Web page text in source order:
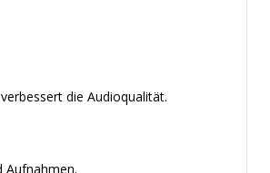
die Audioqualität.
Aufnahmen.